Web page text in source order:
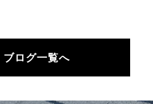
ブログ一覧へ